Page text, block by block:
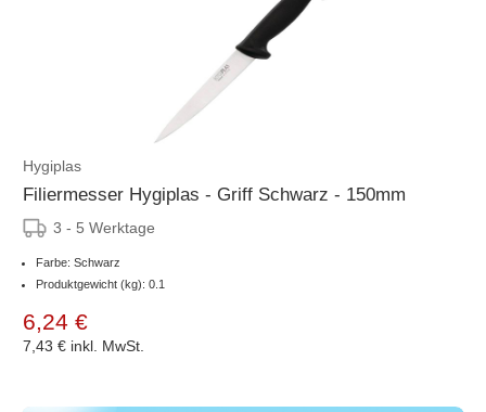
Hygiplas
Filiermesser Hygiplas - Griff Schwarz - 150mm
3 - 5 Werktage
Farbe: Schwarz
Produktgewicht (kg): 0.1
6,24 €
7,43 € inkl. MwSt.